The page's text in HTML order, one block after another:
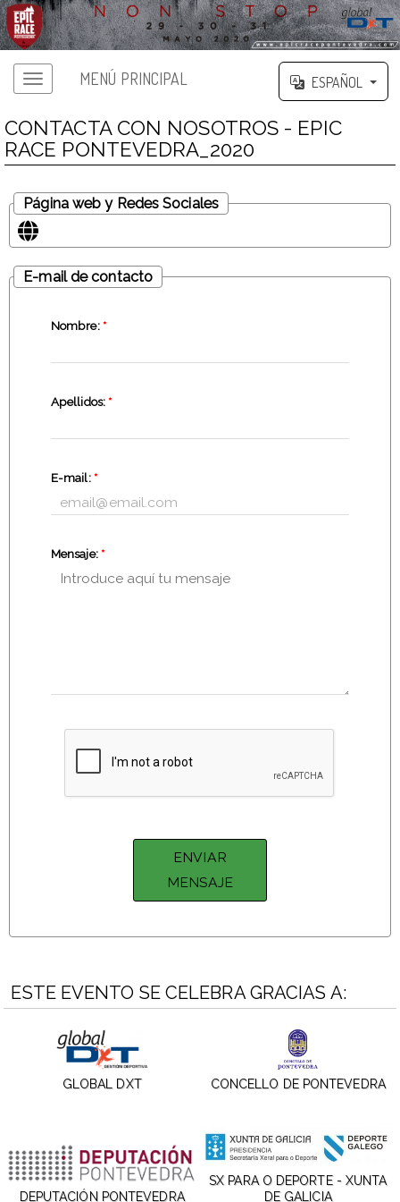
MENÚ PRINCIPAL ESPAÑOL
CONTACTA CON NOSOTROS - EPIC
RACE PONTEVEDRA_2020
Página web y Redes Sociales
E-mail de contacto
Nombre: *
Apellidos: *
E-mail: *
Mensaje: *
ESTE EVENTO SE CELEBRA GRACIAS A:
GLOBAL DXT CONCELLO DE PONTEVEDRA
DEPUTACIÓN PONTEVEDRA
SX PARA O DEPORTE - XUNTA
DE GALICIA